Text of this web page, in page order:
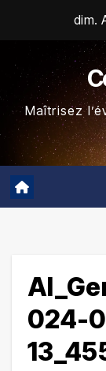
dim.
Maîtrisez
024-